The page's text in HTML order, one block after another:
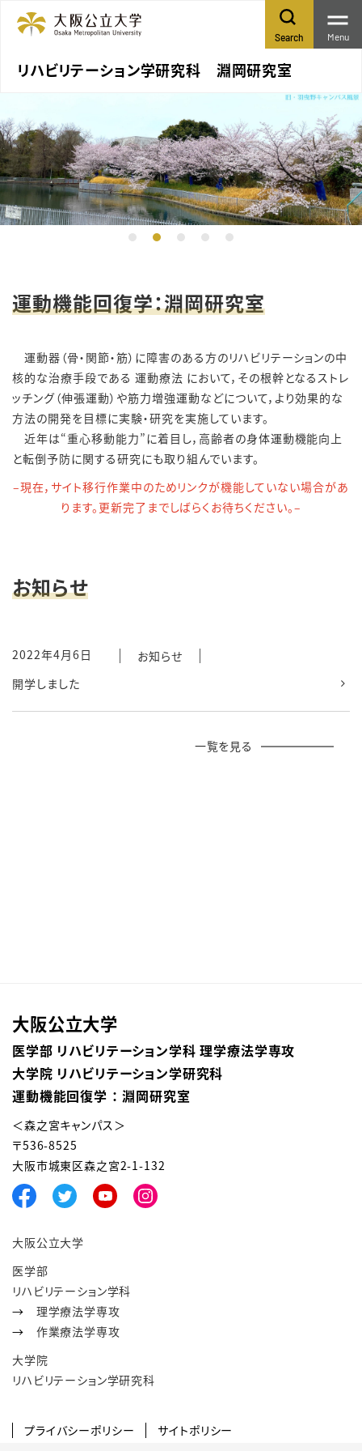
リハビリテーション学研究科 淵岡研究室
Search Menu
運動機能回復学：淵岡研究室
運動器（骨・関節・筋）に障害のある方のリハビリテーションの中
核的な治療手段である 運動療法 において，その根幹となるストレ
ッチング（伸張運動）や筋力増強運動などについて，より効果的な
方法の開発を目標に実験・研究を実施しています。
近年は“重心移動能力”に着目し，高齢者の身体運動機能向上
と転倒予防に関する研究にも取り組んでいます。
–現在，サイト移行作業中のためリンクが機能していない場合があ
ります。更新完了までしばらくお待ちください。–
お知らせ
2022年4月6日
お知らせ
開学しました
一覧を見る
大阪公立大学
医学部 リハビリテーション学科 理学療法学専攻
大学院 リハビリテーション学研究科
運動機能回復学 ： 淵岡研究室
＜森之宮キャンパス＞
〒536-8525
大阪市城東区森之宮2-1-132
大阪公立大学
医学部
リハビリテーション学科
→ 理学療法学専攻
→ 作業療法学専攻
大学院
リハビリテーション学研究科
プライバシーポリシー
サイトポリシー